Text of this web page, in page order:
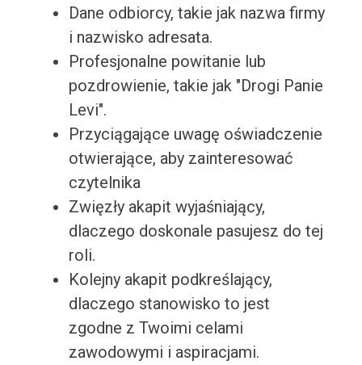
Dane odbiorcy, takie jak nazwa firmy
i nazwisko adresata.
Profesjonalne powitanie lub
pozdrowienie, takie jak "Drogi Panie
Levi".
Przyciągające uwagę oświadczenie
otwierające, aby zainteresować
czytelnika
Zwięzły akapit wyjaśniający,
dlaczego doskonale pasujesz do tej
roli.
Kolejny akapit podkreślający,
dlaczego stanowisko to jest
zgodne z Twoimi celami
zawodowymi i aspiracjami.